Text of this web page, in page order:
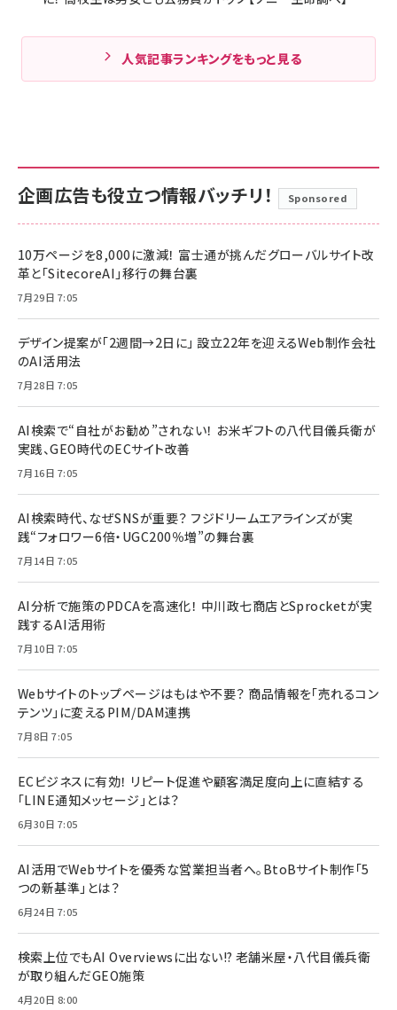
人気記事ランキングをもっと見る
企画広告も役立つ情報バッチリ！ Sponsored
10万ページを8,000に激減！ 富士通が挑んだグローバルサイト改
革と「SitecoreAI」移行の舞台裏
7月29日 7:05
デザイン提案が「2週間→2日に」 設立22年を迎えるWeb制作会社
のAI活用法
7月28日 7:05
AI検索で“自社がお勧め”されない！ お米ギフトの八代目儀兵衛が
実践、GEO時代のECサイト改善
7月16日 7:05
AI検索時代、なぜSNSが重要？ フジドリームエアラインズが実
践“フォロワー6倍・UGC200％増”の舞台裏
7月14日 7:05
AI分析で施策のPDCAを高速化！ 中川政七商店とSprocketが実
践するAI活用術
7月10日 7:05
Webサイトのトップページはもはや不要？ 商品情報を「売れるコン
テンツ」に変えるPIM/DAM連携
7月8日 7:05
ECビジネスに有効！ リピート促進や顧客満足度向上に直結する
「LINE通知メッセージ」とは？
6月30日 7:05
AI活用でWebサイトを優秀な営業担当者へ。BtoBサイト制作「5
つの新基準」とは？
6月24日 7:05
検索上位でもAI Overviewsに出ない!? 老舗米屋・八代目儀兵衛
が取り組んだGEO施策
4月20日 8:00